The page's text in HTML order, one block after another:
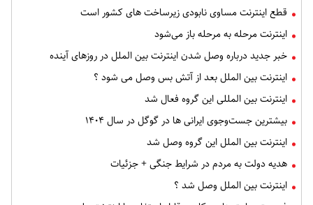
قطع اینترنت مساوی نابودی زیرساخت های کشور است
اینترنت مرحله به مرحله باز می‌شود
خبر جدید درباره وصل شدن اینترنت بین الملل در روزهای آینده
اینترنت بین الملل بعد از آتش بس وصل می شود ؟
اینترنت بین‌ المللی این گروه فعال شد
بیشترین جست‌وجوی ایرانی ها در گوگل در سال ۱۴۰۴
اینترنت بین‌ الملل این گروه وصل شد
هدیه دولت به مردم در شرایط جنگی + جزئیات
اینترنت بین‌ الملل وصل شد ؟